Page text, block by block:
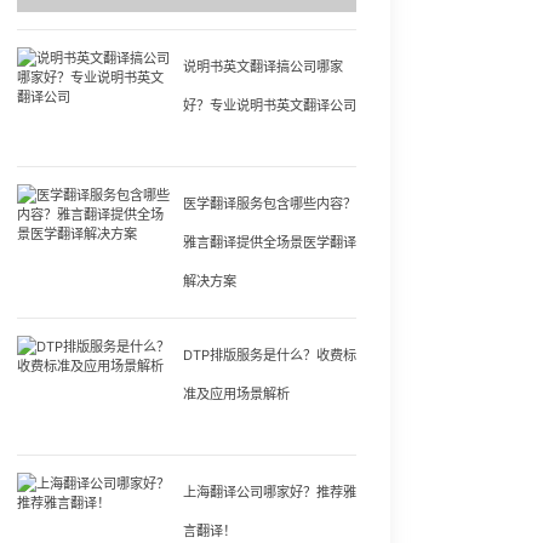
说明书英文翻译搞公司哪家
好？专业说明书英文翻译公司
医学翻译服务包含哪些内容？
雅言翻译提供全场景医学翻译
解决方案
DTP排版服务是什么？收费标
准及应用场景解析
上海翻译公司哪家好？推荐雅
言翻译！